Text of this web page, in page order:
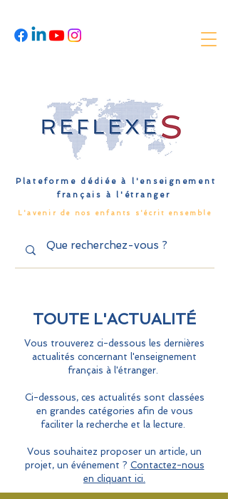
Plateforme dédiée à l'enseignement
français à l'étranger
L'avenir de nos enfants s'écrit ensemble
TOUTE L'ACTUALITÉ
Vous trouverez ci-dessous les dernières
actualités concernant l'enseignement
français à l'étranger.
Ci-dessous, ces actualités sont classées
en grandes catégories afin de vous
faciliter la recherche et la lecture.
Vous souhaitez proposer un article, un
projet, un événement ? Contactez-nous
en cliquant ici.